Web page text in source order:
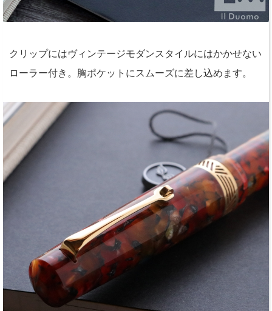
クリップにはヴィンテージモダンスタイルにはかかせない
ローラー付き。胸ポケットにスムーズに差し込めます。